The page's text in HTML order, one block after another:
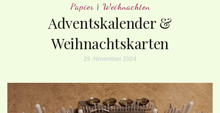
Papier| Weihnachten
Adventskalender &
Weihnachtskarten
29. November 2024